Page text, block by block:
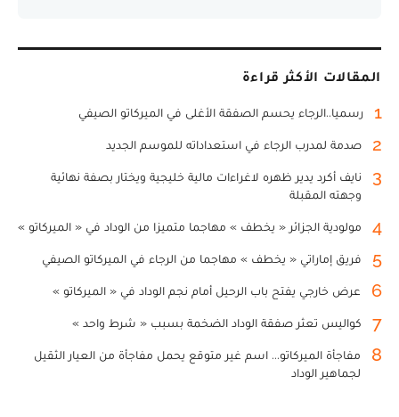
المقالات الأكثر قراءة
1 رسميا..الرجاء يحسم الصفقة الأغلى في الميركاتو الصيفي
2 صدمة لمدرب الرجاء في استعداداته للموسم الجديد
3
نايف أكرد يدير ظهره لاغراءات مالية خليجية ويختار بصفة نهائية
وجهته المقبلة
4 مولودية الجزائر « يخطف » مهاجما متميزا من الوداد في « الميركاتو »
5 فريق إماراتي « يخطف » مهاجما من الرجاء في الميركاتو الصيفي
6 عرض خارجي يفتح باب الرحيل أمام نجم الوداد في « الميركاتو »
7 كواليس تعثر صفقة الوداد الضخمة بسبب « شرط واحد »
8
مفاجأة الميركاتو... اسم غير متوقع يحمل مفاجأة من العيار الثقيل
لجماهير الوداد